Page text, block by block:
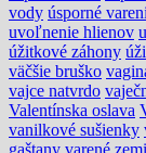
vody úsporné
uvoľnenie hlienov
úžitkové záhony
väčšie bruško
vajce natvrdo
Valentínska oslava
vanilkové sušienky
gaštany varené